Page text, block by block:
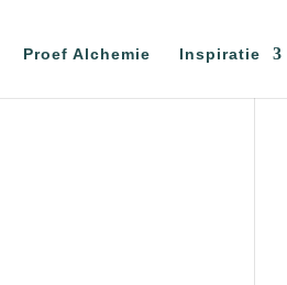
Proef Alchemie Inspiratie